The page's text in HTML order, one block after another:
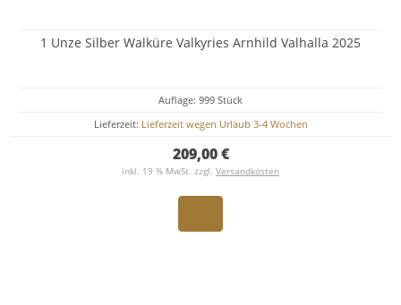
1 Unze Silber Walküre Valkyries Arnhild Valhalla 2025
Auflage: 999 Stück
Lieferzeit: Lieferzeit wegen Urlaub 3-4 Wochen
209,00 €
inkl. 19 % MwSt. zzgl. Versandkosten